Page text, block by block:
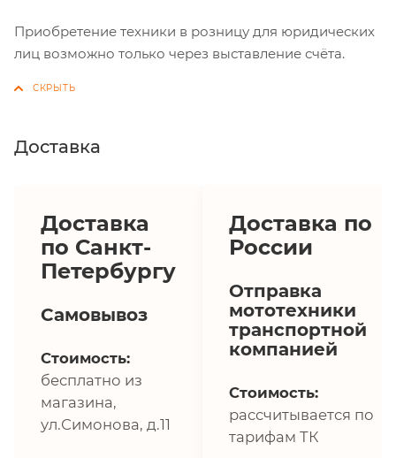
Приобретение техники в розницу для юридических
лиц возможно только через выставление счёта.
Доставка
Доставка
по Санкт-
Петербургу
Самовывоз
Стоимость:
бесплатно из
магазина,
ул.Симонова, д.11
Доставка по
России
Отправка
мототехники
транспортной
компанией
Стоимость:
рассчитывается по
тарифам ТК